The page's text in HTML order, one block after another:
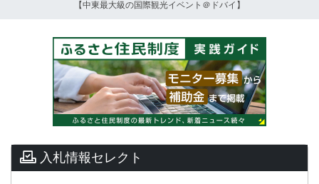
【中東最大級の国際観光イベント＠ドバイ】
入札情報セレクト